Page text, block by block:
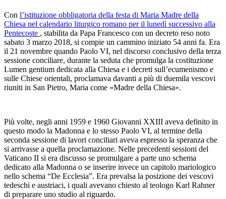
Con l’istituzione obbligatoria della festa di Maria Madre della
Chiesa nel calendario liturgico romano per il lunedì successivo alla
Pentecoste , stabilita da Papa Francesco con un decreto reso noto
sabato 3 marzo 2018, si compie un cammino iniziato 54 anni fa. Era
il 21 novembre quando Paolo VI, nel discorso conclusivo della terza
sessione conciliare, durante la seduta che promulga la costituzione
Lumen gentium dedicata alla Chiesa e i decreti sull’ecumenismo e
sulle Chiese orientali, proclamava davanti a più di duemila vescovi
riuniti in San Pietro, Maria come «Madre della Chiesa».
Più volte, negli anni 1959 e 1960 Giovanni XXIII aveva definito in
questo modo la Madonna e lo stesso Paolo VI, al termine della
seconda sessione di lavori conciliari aveva espresso la speranza che
si arrivasse a quella proclamazione. Nelle precedenti sessioni del
Vaticano II si era discusso se promulgare a parte uno schema
dedicato alla Madonna o se inserire invece un capitolo mariologico
nello schema “De Ecclesia”. Era prevalsa la posizione dei vescovi
tedeschi e austriaci, i quali avevano chiesto al teologo Karl Rahner
di preparare uno studio al riguardo.